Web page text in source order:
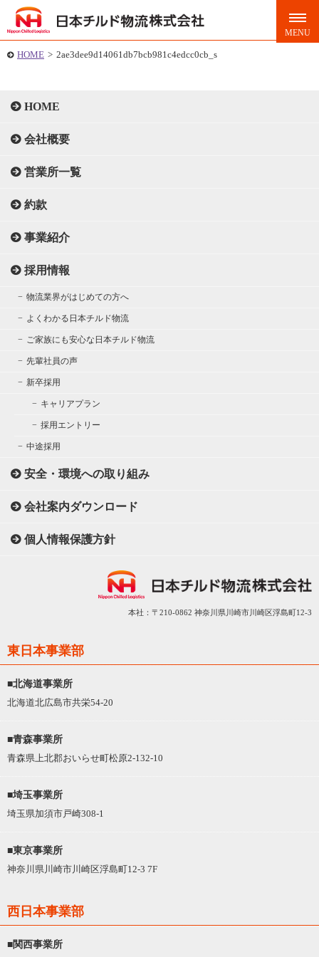
HOME > 2ae3dee9d14061db7bcb981c4edcc0cb_s
HOME
会社概要
営業所一覧
約款
事業紹介
採用情報
物流業界がはじめての方へ
よくわかる日本チルド物流
ご家族にも安心な日本チルド物流
先輩社員の声
新卒採用
キャリアプラン
採用エントリー
中途採用
安全・環境への取り組み
会社案内ダウンロード
個人情報保護方針
本社：〒210-0862 神奈川県川崎市川崎区浮島町12-3
東日本事業部
■北海道事業所
北海道北広島市共栄54-20
■青森事業所
青森県上北郡おいらせ町松原2-132-10
■埼玉事業所
埼玉県加須市戸崎308-1
■東京事業所
神奈川県川崎市川崎区浮島町12-3 7F
西日本事業部
■関西事業所